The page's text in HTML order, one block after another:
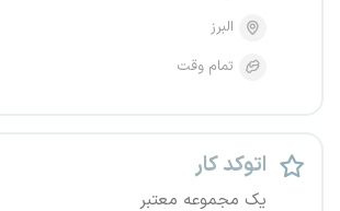
البرز
تمام وقت
اتوکد کار
یک مجموعه معتبر